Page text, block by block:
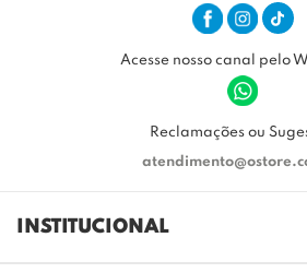
Acesse nosso canal pelo
Reclamações ou
INSTITUCIONAL